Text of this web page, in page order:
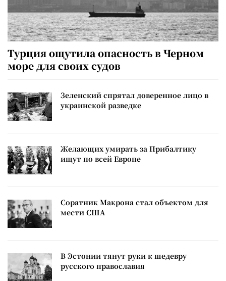
Турция ощутила опасность в Черном
море для своих судов
Зеленский спрятал доверенное лицо в
украинской разведке
Желающих умирать за Прибалтику
ищут по всей Европе
Соратник Макрона стал объектом для
мести США
В Эстонии тянут руки к шедевру
русского православия